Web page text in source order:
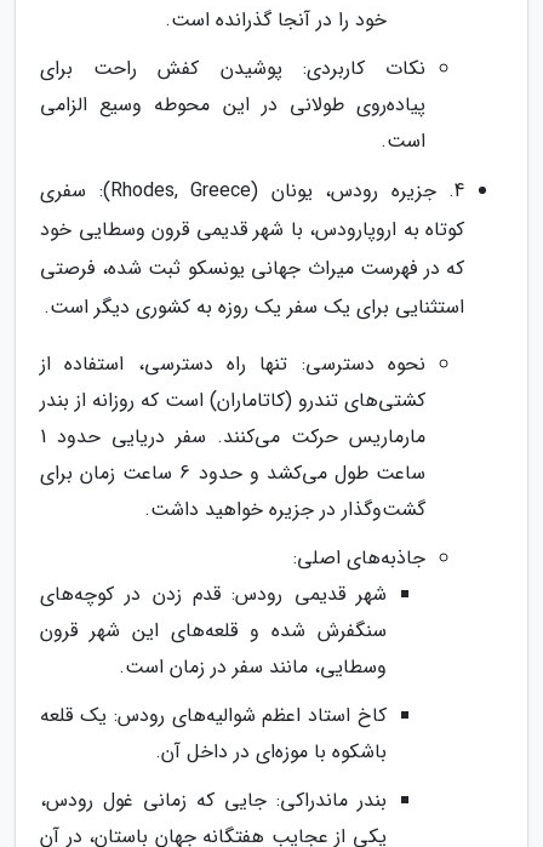
خود را در آنجا گذرانده است.
نکات کاربردی: پوشیدن کفش راحت برای
پیاده‌روی طولانی در این محوطه وسیع الزامی
است.
4. جزیره رودس، یونان (Rhodes, Greece): سفری
کوتاه به اروپارودس، با شهر قدیمی قرون وسطایی خود
که در فهرست میراث جهانی یونسکو ثبت شده، فرصتی
استثنایی برای یک سفر یک روزه به کشوری دیگر است.
نحوه دسترسی: تنها راه دسترسی، استفاده از
کشتی‌های تندرو (کاتاماران) است که روزانه از بندر
مارماریس حرکت می‌کنند. سفر دریایی حدود 1
ساعت طول می‌کشد و حدود 6 ساعت زمان برای
گشت‌وگذار در جزیره خواهید داشت.
جاذبه‌های اصلی:
شهر قدیمی رودس: قدم زدن در کوچه‌های
سنگفرش شده و قلعه‌های این شهر قرون
وسطایی، مانند سفر در زمان است.
کاخ استاد اعظم شوالیه‌های رودس: یک قلعه
باشکوه با موزه‌ای در داخل آن.
بندر ماندراکی: جایی که زمانی غول رودس،
یکی از عجایب هفتگانه جهان باستان، در آن